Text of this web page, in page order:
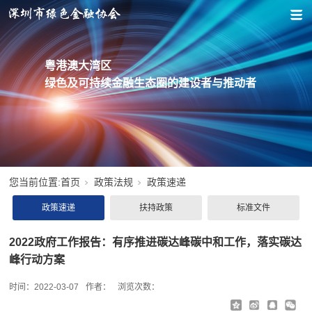
粤港澳大湾区
绿色及可持续金融生态圈的建设者与推动者
您当前位置:首页 政策法规 政策速递
政策速递 扶持政策 标准文件
2022政府工作报告：有序推进碳达峰碳中和工作，落实碳达
峰行动方案
时间： 2022-03-07 作者： 浏览次数：